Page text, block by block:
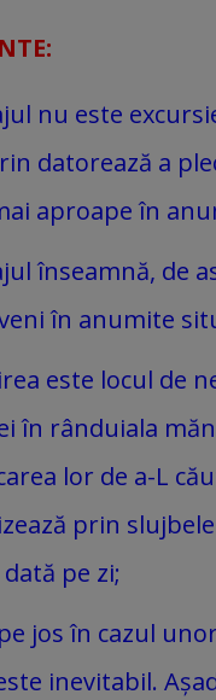
nu este
datorează a
aproape în
înseamnă, de
în anumite
este locul de
în rânduiala
lor de a-L
prin
pe zi;
jos în cazul
inevitabil.